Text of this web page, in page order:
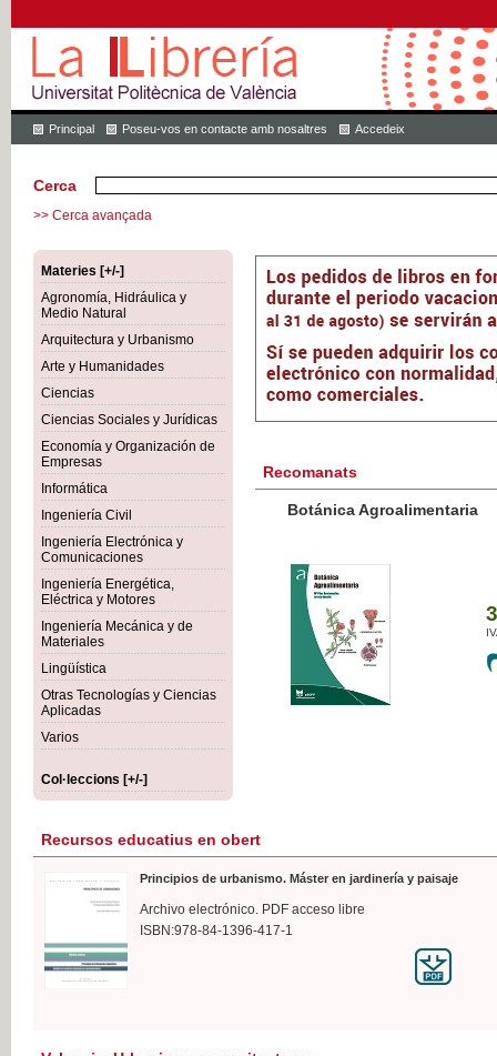
Principal Poseu-vos en contacte amb nosaltres Accedeix
Cerca
>> Cerca avançada
Materies [+/-]
Agronomía, Hidráulica y
Medio Natural
Arquitectura y Urbanismo
Arte y Humanidades
Ciencias
Ciencias Sociales y Jurídicas
Economía y Organización de
Empresas
Informática
Ingeniería Civil
Ingeniería Electrónica y
Comunicaciones
Ingeniería Energética,
Eléctrica y Motores
Ingeniería Mecánica y de
Materiales
Lingüística
Otras Tecnologías y Ciencias
Aplicadas
Varios
Col·leccions [+/-]
Recomanats
Botánica Agroalimentaria
IVA
Recursos educatius en obert
Principios de urbanismo. Máster en jardinería y paisaje
Archivo electrónico. PDF acceso libre
ISBN:978-84-1396-417-1